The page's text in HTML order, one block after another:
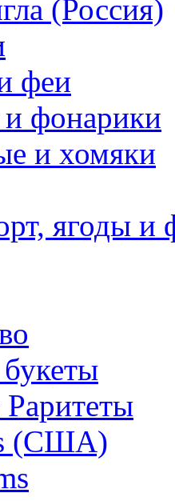
(Россия)
феи
фонарики
и хомяки
ягоды и
Раритеты
(США)